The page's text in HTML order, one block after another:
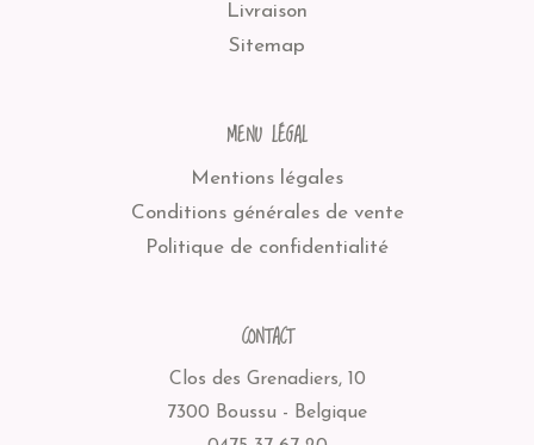
Livraison
Sitemap
MENU LÉGAL
Mentions légales
Conditions générales de vente
Politique de confidentialité
CONTACT
Clos des Grenadiers, 10
7300 Boussu - Belgique